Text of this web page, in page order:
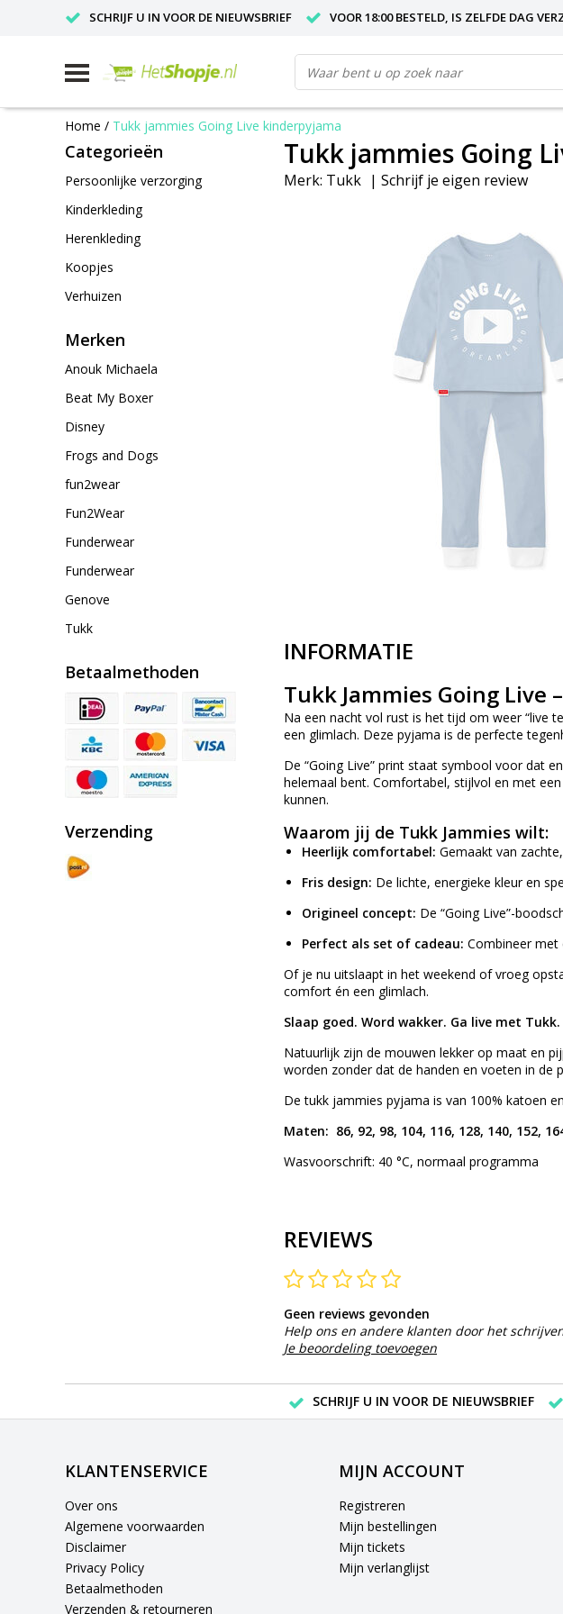
SCHRIJF U IN VOOR DE NIEUWSBRIEF VOOR 18:00 BESTELD, IS ZELFDE DAG
Home / Tukk jammies Going Live kinderpyjama
Categorieën
Persoonlijke verzorging
Kinderkleding
Herenkleding
Koopjes
Verhuizen
Merken
Anouk Michaela
Beat My Boxer
Disney
Frogs and Dogs
fun2wear
Fun2Wear
Funderwear
Funderwear
Genove
Tukk
Betaalmethoden
Verzending
Tukk jammies Going
Merk: Tukk | Schrijf je eigen review
INFORMATIE
Tukk Jammies Going
Na een nacht vol rust is het tijd om weer “live
een glimlach. Deze pyjama is de perfecte
De “Going Live” print staat symbool voor dat
helemaal bent. Comfortabel, stijlvol en met
kunnen.
Waarom jij de Tukk Jammies wilt:
Heerlijk comfortabel: Gemaakt van
Fris design: De lichte, energieke kleur en
Origineel concept: De “Going Live”-
Perfect als set of cadeau: Combineer met
Of je nu uitslaapt in het weekend of vroeg
comfort én een glimlach.
Slaap goed. Word wakker. Ga live met Tukk.
Natuurlijk zijn de mouwen lekker op maat en
worden zonder dat de handen en voeten in de
De tukk jammies pyjama is van 100% katoen
Maten: 86, 92, 98, 104, 116, 128, 140, 152,
Wasvoorschrift: 40 °C, normaal programma
REVIEWS
Geen reviews gevonden
Help ons en andere klanten door het
Je beoordeling toevoegen
SCHRIJF U IN VOOR DE NIEUWSBRIEF
KLANTENSERVICE
Over ons
Algemene voorwaarden
Disclaimer
Privacy Policy
Betaalmethoden
Verzenden & retourneren
MIJN ACCOUNT
Registreren
Mijn bestellingen
Mijn tickets
Mijn verlanglijst